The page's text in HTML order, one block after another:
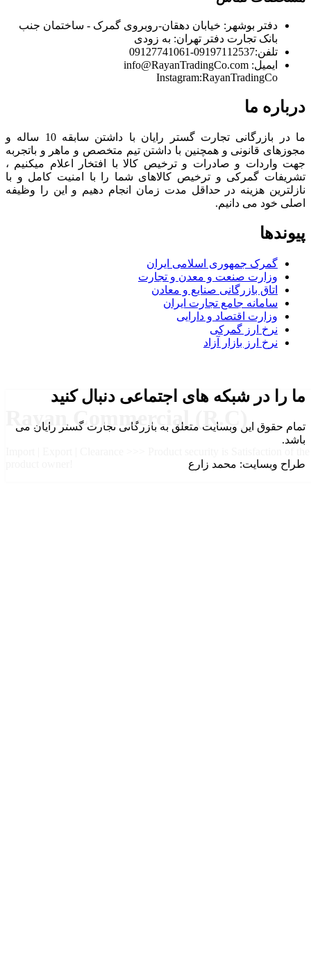
Rayan Commercial (R.C)
دفتر بوشهر: خیابان دهقان-روبروی گمرک - ساختمان جنب
بانک تجارت دفتر تهران: به زودی
تلفن:09197112537-09127741061
ایمیل: info@RayanTradingCo.com
Instagram:RayanTradingCo
درباره ما
ما در بازرگانی تجارت گستر رایان با داشتن سابقه 10 ساله و
مجوزهای قانونی و همچنین با داشتن تیم متخصص و ماهر و باتجربه
جهت واردات و صادرات و ترخیص کالا با افتخار اعلام میکنیم ،
تشریفات گمرکی و ترخیص کالاهای شما را با امنیت کامل و با
نازلترین هزینه در حداقل مدت زمان انجام دهیم و این را وظیفه
اصلی خود می دانیم.
پیوندها
گمرک جمهوری اسلامی ایران
وزارت صنعت و معدن و تجارت
اتاق بازرگانی صنایع و معادن
سامانه جامع تجارت ایران
وزارت اقتصاد و دارایی
نرخ ارز گمرکی
نرخ ارز بازار آزاد
ما را در شبکه های اجتماعی دنبال کنید
تمام حقوق این وبسایت متعلق به بازرگانی تجارت گستر رایان می
باشد.
طراح وبسایت: محمد زارع